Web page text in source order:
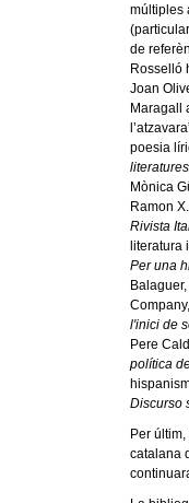
múltiples
de
Rosselló
Joan
Maragall
poesia
Mònica
Ramon
Rivista
literatura
Per una
l'inici de
Pere
política
Discurso
Per
catalana